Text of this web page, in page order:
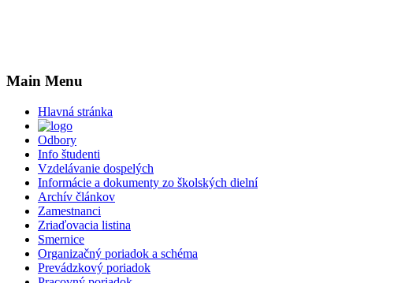
Main Menu
Hlavná stránka
Odbory
Info študenti
Vzdelávanie dospelých
Informácie a dokumenty zo školských dielní
Archív článkov
Zamestnanci
Zriaďovacia listina
Smernice
Organizačný poriadok a schéma
Prevádzkový poriadok